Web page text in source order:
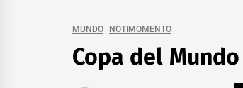
MUNDO NOTIMOMENTO
Copa del